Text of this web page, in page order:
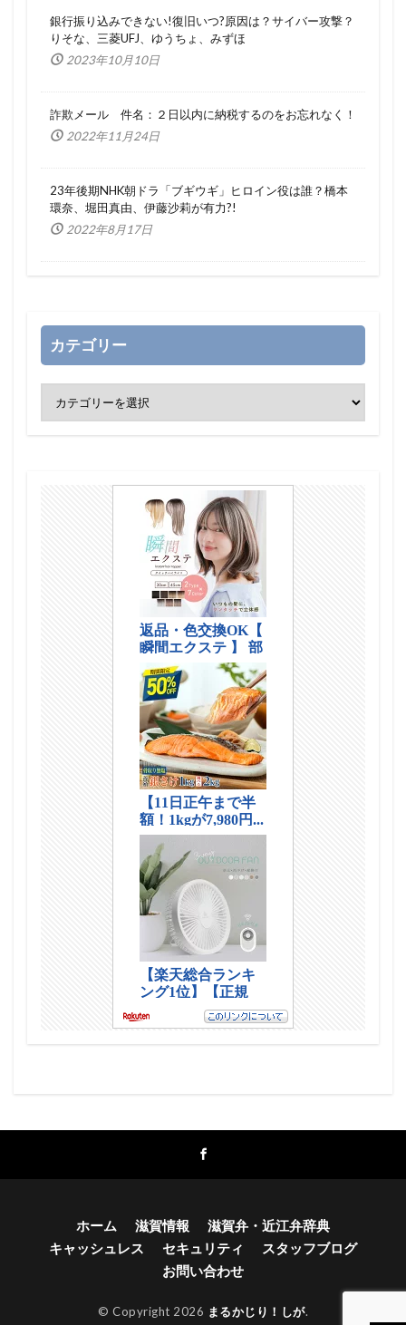
銀行振り込みできない!復旧いつ?原因は？サイバー攻撃？
りそな、三菱UFJ、ゆうちょ、みずほ
2023年10月10日
詐欺メール 件名：２日以内に納税するのをお忘れなく！
2022年11月24日
23年後期NHK朝ドラ「ブギウギ」ヒロイン役は誰？橋本
環奈、堀田真由、伊藤沙莉が有力?!
2022年8月17日
カテゴリー
ホーム 滋賀情報
滋賀弁・近江弁辞典
キャッシュレス
セキュリティ
スタッフブログ
お問い合わせ
© Copyright 2026 まるかじり！しが.